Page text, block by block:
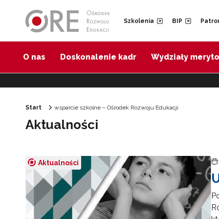
Szkolenia BIP
O nas Doskonalenie kadr Wydziały
Start wsparcie szkolne – Ośrodek Rozwoju Edukacji
Aktualności
Aktualności